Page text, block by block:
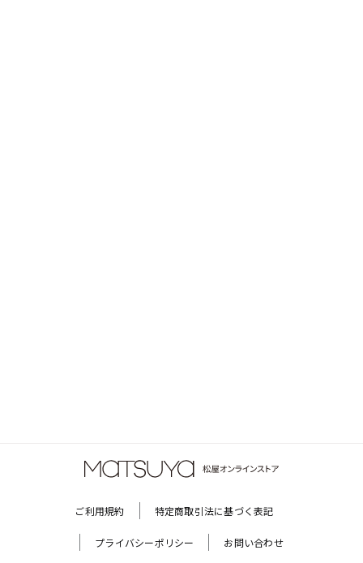
ご利用規約 特定商取引法に基づく表記
プライバシーポリシー お問い合わせ